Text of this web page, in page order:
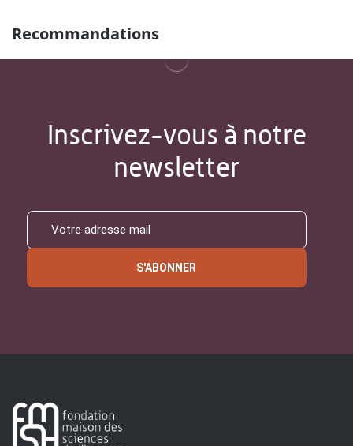
Recommandations
Inscrivez-vous à notre
newsletter
S'ABONNER